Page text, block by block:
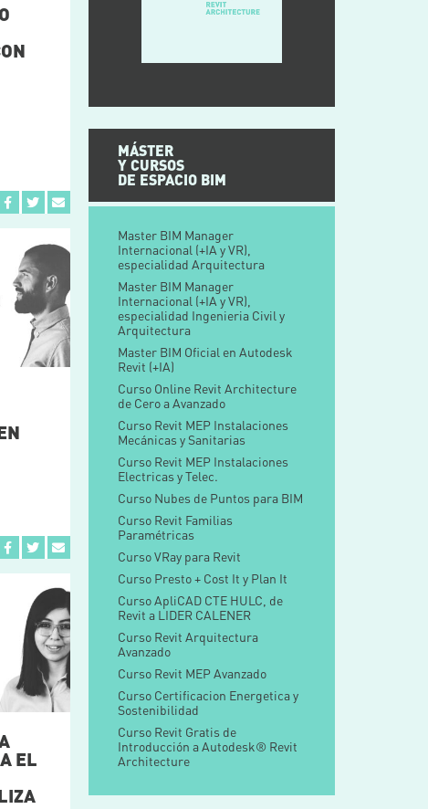
EL
MÁSTER
Y CURSOS
DE ESPACIO BIM
Master BIM Manager
Internacional (+IA y VR),
especialidad Arquitectura
Master BIM Manager
Internacional (+IA y VR),
especialidad Ingenieria Civil y
Arquitectura
Master BIM Oficial en Autodesk
Revit (+IA)
Curso Online Revit Architecture
de Cero a Avanzado
Curso Revit MEP Instalaciones
Mecánicas y Sanitarias
Curso Revit MEP Instalaciones
Electricas y Telec.
Curso Nubes de Puntos para BIM
Curso Revit Familias
Paramétricas
Curso VRay para Revit
Curso Presto + Cost It y Plan It
Curso ApliCAD CTE HULC, de
Revit a LIDER CALENER
Curso Revit Arquitectura
Avanzado
Curso Revit MEP Avanzado
Curso Certificacion Energetica y
Sostenibilidad
Curso Revit Gratis de
Introducción a Autodesk® Revit
Architecture